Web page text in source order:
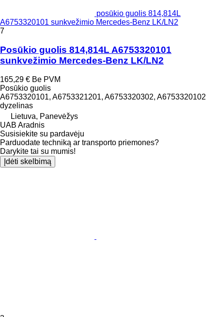
posūkio guolis 814,814L
A6753320101 sunkvežimio Mercedes-Benz LK/LN2
7
Posūkio guolis 814,814L A6753320101
sunkvežimio Mercedes-Benz LK/LN2
165,29 € Be PVM
Posūkio guolis
A6753320101, A6753321201, A6753320302, A6753320102
dyzelinas
Lietuva, Panevėžys
UAB Aradnis
Susisiekite su pardavėju
Parduodate techniką ar transporto priemones?
Darykite tai su mumis!
Įdėti skelbimą